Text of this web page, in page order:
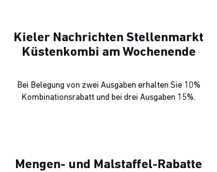
Kieler Nachrichten Stellenmarkt
Küstenkombi am Wochenende
Bei Belegung von zwei Ausgaben erhalten Sie 10%
Kombinationsrabatt und bei drei Ausgaben 15%.
Mengen- und Malstaffel-Rabatte